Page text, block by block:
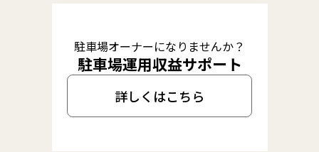
駐車場オーナーになりませんか？
駐車場運用収益サポート
詳しくはこちら